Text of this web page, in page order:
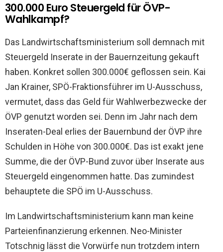
300.000 Euro Steuergeld für ÖVP-
Wahlkampf?
Das Landwirtschaftsministerium soll demnach mit
Steuergeld Inserate in der Bauernzeitung gekauft
haben. Konkret sollen 300.000€ geflossen sein. Kai
Jan Krainer, SPÖ-Fraktionsführer im U-Ausschuss,
vermutet, dass das Geld für Wahlwerbezwecke der
ÖVP genutzt worden sei. Denn im Jahr nach dem
Inseraten-Deal erlies der Bauernbund der ÖVP ihre
Schulden in Höhe von 300.000€. Das ist exakt jene
Summe, die der ÖVP-Bund zuvor über Inserate aus
Steuergeld eingenommen hatte. Das zumindest
behauptete die SPÖ im U-Ausschuss.
Im Landwirtschaftsministerium kann man keine
Parteienfinanzierung erkennen. Neo-Minister
Totschnig lässt die Vorwürfe nun trotzdem intern